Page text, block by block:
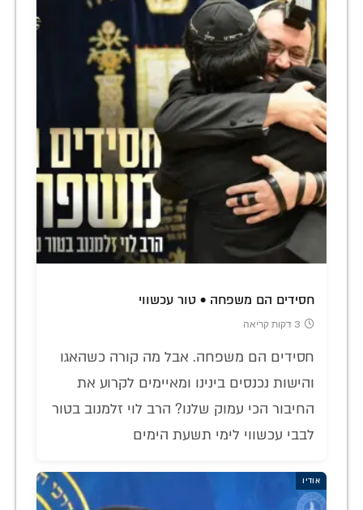
חסידים הם משפחה • טור עכשווי
3 דקות קריאה
חסידים הם משפחה. אבל מה קורה כשהאגו
והישות נכנסים בינינו ומאיימים לקרוע את
החיבור הכי עמוק שלנו? הרב לוי זלמנוב בטור
לבבי עכשווי לימי תשעת הימים
אודיו